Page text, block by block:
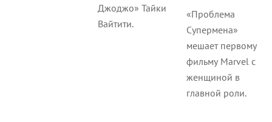
Джоджо» Тайки
Вайтити.
«Проблема
Супермена»
мешает первому
фильму Marvel с
женщиной в
главной роли.